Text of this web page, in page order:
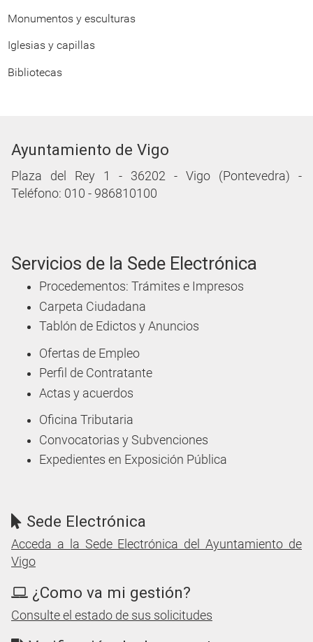
Monumentos y esculturas
Iglesias y capillas
Bibliotecas
Ayuntamiento de Vigo
Plaza del Rey 1 - 36202 - Vigo (Pontevedra) -
Teléfono: 010 - 986810100
Servicios de la Sede Electrónica
Procedementos: Trámites e Impresos
Carpeta Ciudadana
Tablón de Edictos y Anuncios
Ofertas de Empleo
Perfil de Contratante
Actas y acuerdos
Oficina Tributaria
Convocatorias y Subvenciones
Expedientes en Exposición Pública
Sede Electrónica
Acceda a la Sede Electrónica del Ayuntamiento de
Vigo
¿Como va mi gestión?
Consulte el estado de sus solicitudes